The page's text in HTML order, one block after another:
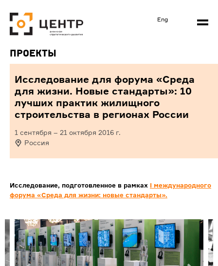
Eng
Проекты
Исследование для форума «Среда
для жизни. Новые стандарты»: 10
лучших практик жилищного
строительства в регионах России
1 сентября – 21 октября 2016 г.
Россия
Исследование, подготовленное в рамках I международного
форума «Среда для жизни: новые стандарты».